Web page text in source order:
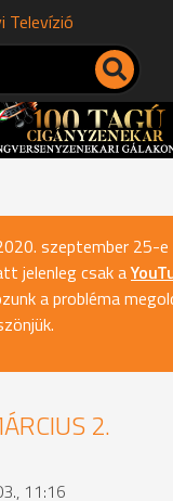
szeptember 25-
jelenleg csak a
a probléma
2.
11:16